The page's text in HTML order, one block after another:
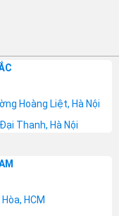
Hoàng Liệt, Hà Nội
Thanh, Hà Nội
HCM